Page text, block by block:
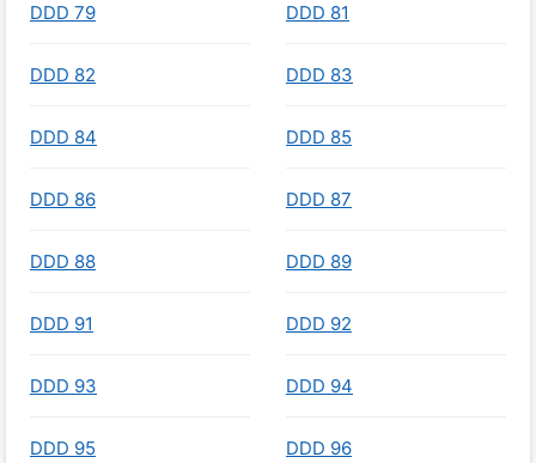
DDD 79 DDD 81
DDD 82 DDD 83
DDD 84 DDD 85
DDD 86 DDD 87
DDD 88 DDD 89
DDD 91 DDD 92
DDD 93 DDD 94
DDD 95 DDD 96